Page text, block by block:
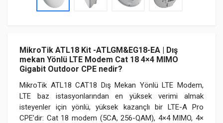
MikroTik ATL18 Kit -ATLGM&EG18-EA | Dış
mekan Yönlü LTE Modem Cat 18 4×4 MIMO
Gigabit Outdoor CPE nedir?
MikroTik ATL18 CAT18 Dış Mekan Yönlü LTE Modem,
LTE baz istasyonlarından en yüksek verimi almak
isteyenler için yönlü, yüksek kazançlı bir LTE-A Pro
CPE’dir: Cat 18 modem (5CA, 256-QAM), 4×4 MIMO, 4×